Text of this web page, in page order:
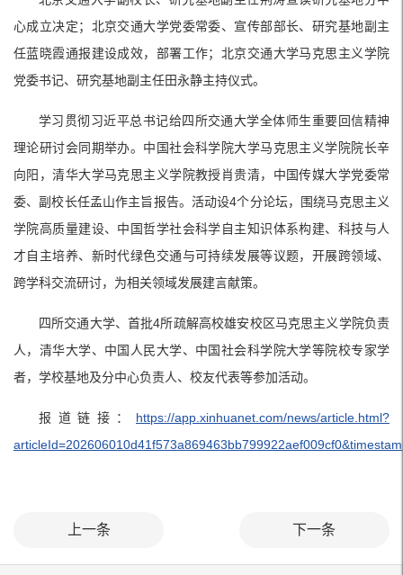
心成立决定；北京交通大学党委常委、宣传部部长、研究基地副主
任蓝晓霞通报建设成效，部署工作；北京交通大学马克思主义学院
党委书记、研究基地副主任田永静主持仪式。
学习贯彻习近平总书记给四所交通大学全体师生重要回信精神
理论研讨会同期举办。中国社会科学院大学马克思主义学院院长辛
向阳，清华大学马克思主义学院教授肖贵清，中国传媒大学党委常
委、副校长任孟山作主旨报告。活动设4个分论坛，围绕马克思主义
学院高质量建设、中国哲学社会科学自主知识体系构建、科技与人
才自主培养、新时代绿色交通与可持续发展等议题，开展跨领域、
跨学科交流研讨，为相关领域发展建言献策。
四所交通大学、首批4所疏解高校雄安校区马克思主义学院负责
人，清华大学、中国人民大学、中国社会科学院大学等院校专家学
者，学校基地及分中心负责人、校友代表等参加活动。
报道链接： https://app.xinhuanet.com/news/article.html?
上一条 下一条